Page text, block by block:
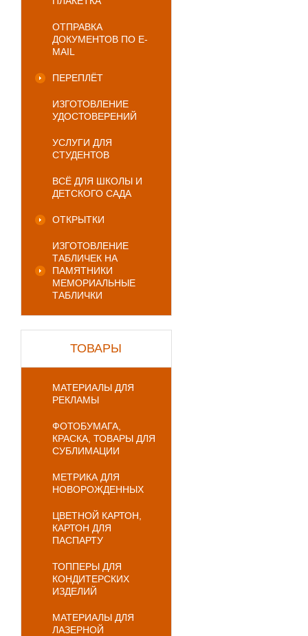
ОТПРАВКА
ДОКУМЕНТОВ ПО E-
MAIL
ПЕРЕПЛЁТ
ИЗГОТОВЛЕНИЕ
УДОСТОВЕРЕНИЙ
УСЛУГИ ДЛЯ
СТУДЕНТОВ
ВСЁ ДЛЯ ШКОЛЫ И
ДЕТСКОГО САДА
ОТКРЫТКИ
ИЗГОТОВЛЕНИЕ
ТАБЛИЧЕК НА
ПАМЯТНИКИ
МЕМОРИАЛЬНЫЕ
ТАБЛИЧКИ
ТОВАРЫ
МАТЕРИАЛЫ ДЛЯ
РЕКЛАМЫ
ФОТОБУМАГА,
КРАСКА, ТОВАРЫ ДЛЯ
СУБЛИМАЦИИ
МЕТРИКА ДЛЯ
НОВОРОЖДЕННЫХ
ЦВЕТНОЙ КАРТОН,
КАРТОН ДЛЯ
ПАСПАРТУ
ТОППЕРЫ ДЛЯ
КОНДИТЕРСКИХ
ИЗДЕЛИЙ
МАТЕРИАЛЫ ДЛЯ
ЛАЗЕРНОЙ